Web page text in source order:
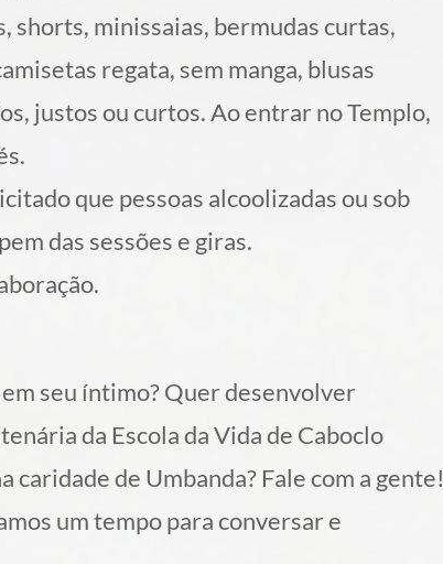
shorts, minissaias, bermudas curtas,
regata, sem manga, blusas
justos ou curtos. Ao entrar no Templo,
que pessoas alcoolizadas ou sob
das sessões e giras.
seu íntimo? Quer desenvolver
da Escola da Vida de Caboclo
de Umbanda? Fale com a gente!
um tempo para conversar e